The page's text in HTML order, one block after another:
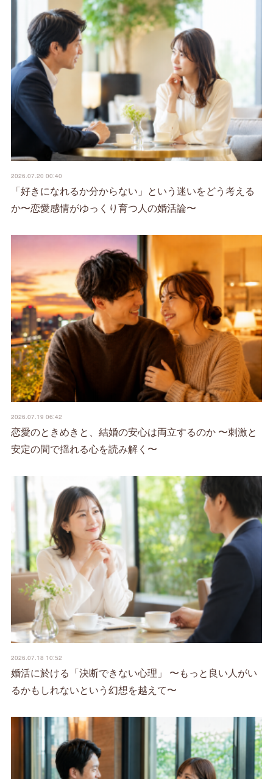
2026.07.20 00:40
「好きになれるか分からない」という迷いをどう考える
か〜恋愛感情がゆっくり育つ人の婚活論〜
2026.07.19 06:42
恋愛のときめきと、結婚の安心は両立するのか 〜刺激と
安定の間で揺れる心を読み解く〜
2026.07.18 10:52
婚活に於ける「決断できない心理」 〜もっと良い人がい
るかもしれないという幻想を越えて〜